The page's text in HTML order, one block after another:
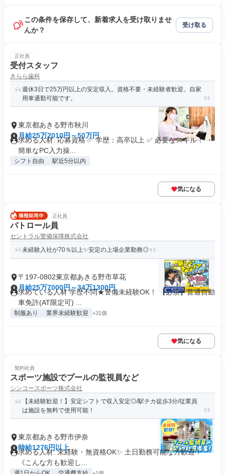
この条件を保存して、新着求人を受け取りませ
んか？
受け取る
正社員
受付スタッフ
きらら歯科
週休3日で25万円以上の安定収入。資格不要・未経験者歓迎。自家
用車通勤可能です。
東京都あきる野市秋川
月給25万2010円～50万円
求める人材: 応募資格 ✅ 学歴：高卒以上 ✅ 必要なスキル： ・
簡単なPC入力操...
シフト自由 駅近5分以内
気になる
正社員
パトロール員
セントラル警備保障株式会社
未経験入社が70％以上✨安定の上場企業勤務◎
〒197-0802東京都あきる野市草花
月給25万7000円～34万1300円
求めている人材 学歴不問★警備未経験OK！ 【必須】普通自動
車免許(AT限定可) ...
制服あり 業界未経験歓迎 +31個
気になる
契約社員
スポーツ施設でプールの監視員など
シンコースポーツ株式会社
【未経験歓迎！】安定シフトで収入安定◎/駅チカ徒歩3分/従業員
は施設を無料で使用可能！
東京都あきる野市伊奈
時給1276円以上
求める人材: 未経験・無資格OK✨️ ​土日勤務可能な方歓迎！
《こんな方も歓迎し...